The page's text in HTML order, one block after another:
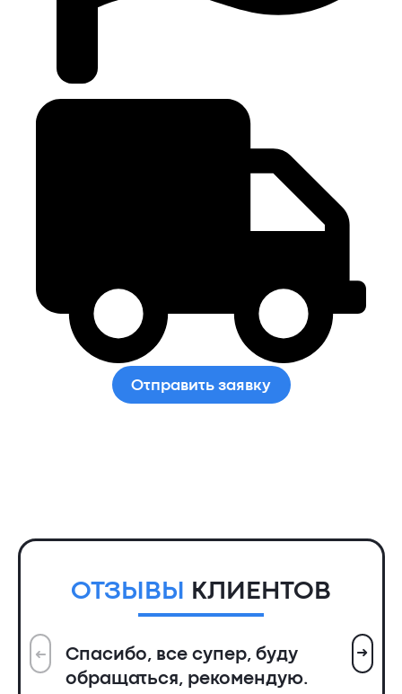
Отправить заявку
ОТЗЫВЫ КЛИЕНТОВ
Спасибо, все супер, буду
обращаться, рекомендую.
➜ ➜